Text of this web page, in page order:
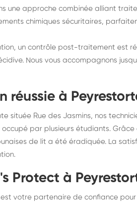
une approche combinée alliant
chimiques sécuritaires,
un contrôle post-traitement est
Nous vous accompagnons
réussie à
située Rue des Jasmins, nos
par plusieurs étudiants.
de lit a été éradiquée. La
Protect à
est votre partenaire de confiance